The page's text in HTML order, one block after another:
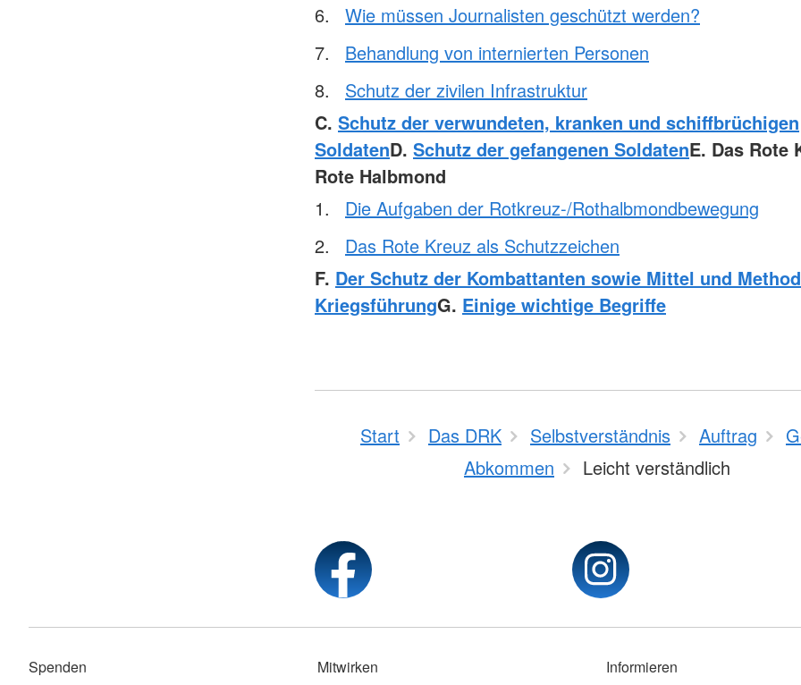
Wie müssen Journalisten geschützt werden?
Behandlung von internierten Personen
Schutz der zivilen Infrastruktur
C. Schutz der verwundeten, kranken und schiffbrüchigen
SoldatenD. Schutz der gefangenen SoldatenE. Das Rote
Rote Halbmond
Die Aufgaben der Rotkreuz-/Rothalbmondbewegung
Das Rote Kreuz als Schutzzeichen
F. Der Schutz der Kombattanten sowie Mittel und
KriegsführungG. Einige wichtige Begriffe
Start Das DRK Selbstverständnis Auftrag
Abkommen
Leicht verständlich
Spenden Mitwirken Informieren